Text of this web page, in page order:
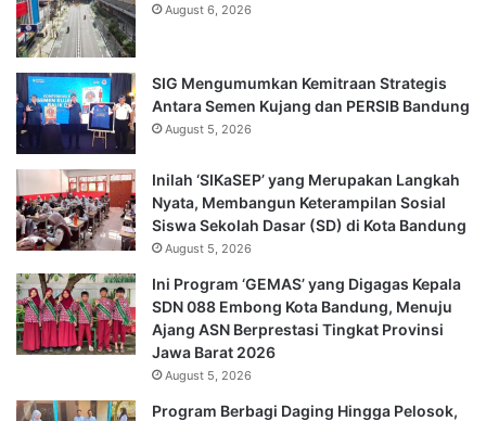
August 6, 2026
SIG Mengumumkan Kemitraan Strategis
Antara Semen Kujang dan PERSIB Bandung
August 5, 2026
Inilah ‘SIKaSEP’ yang Merupakan Langkah
Nyata, Membangun Keterampilan Sosial
Siswa Sekolah Dasar (SD) di Kota Bandung
August 5, 2026
Ini Program ‘GEMAS’ yang Digagas Kepala
SDN 088 Embong Kota Bandung, Menuju
Ajang ASN Berprestasi Tingkat Provinsi
Jawa Barat 2026
August 5, 2026
Program Berbagi Daging Hingga Pelosok,